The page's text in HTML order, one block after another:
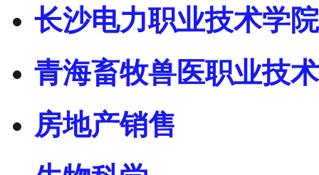
长沙电力职业技术学院
青海畜牧兽医职业技
房地产销售